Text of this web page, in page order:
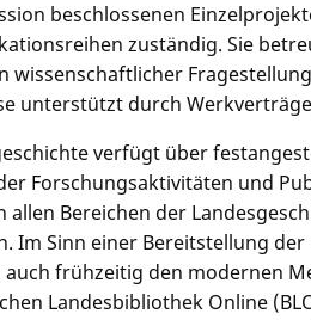
beschlossenen
zuständig. Sie
wissenschaftlicher
unterstützt durch
verfügt über
Forschungsaktivitäten und
Bereichen der
Im Sinn einer Bereitstellung
frühzeitig den modernen
Landesbibliothek Online